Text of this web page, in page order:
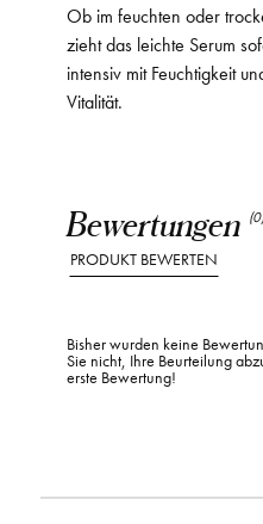
Bewertungen
PRODUKT BEWERTEN
Bisher wurden keine
Sie nicht, Ihre Beurteilung
erste Bewertung!
Ob im feuchten oder
zieht das leichte Serum
intensiv mit Feuchtigkeit
Vitalität.